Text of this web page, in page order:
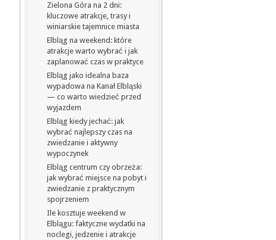
Zielona Góra na 2 dni:
kluczowe atrakcje, trasy i
winiarskie tajemnice miasta
Elbląg na weekend: które
atrakcje warto wybrać i jak
zaplanować czas w praktyce
Elbląg jako idealna baza
wypadowa na Kanał Elbląski
— co warto wiedzieć przed
wyjazdem
Elbląg kiedy jechać: jak
wybrać najlepszy czas na
zwiedzanie i aktywny
wypoczynek
Elbląg centrum czy obrzeża:
jak wybrać miejsce na pobyt i
zwiedzanie z praktycznym
spojrzeniem
Ile kosztuje weekend w
Elblągu: faktyczne wydatki na
noclegi, jedzenie i atrakcje